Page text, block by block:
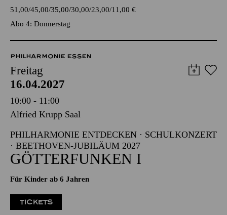
TICKETS
51,00 45,00 35,00 30,00 23,00 11,00€
Abo 4: Donnerstag
PHILHARMONIE ESSEN
Freitag
16.04.2027
10:00 - 11:00
Alfried Krupp Saal
PHILHARMONIE ENTDECKEN · SCHULKONZERT
· BEETHOVEN-JUBILÄUM 2027
Für Kinder ab 6 Jahren